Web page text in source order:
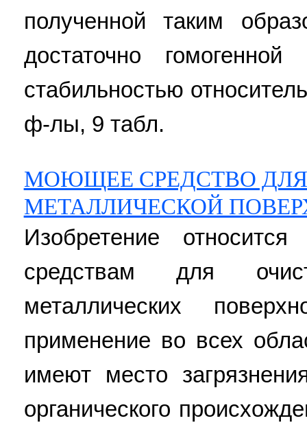
полученной таким
достаточно
стабильностью
ф-лы, 9 табл.
МОЮЩЕЕ СРЕДСТВО
МЕТАЛЛИЧЕСКОЙ
Изобретение
средствам для
металлических
применение во всех
имеют место
органического